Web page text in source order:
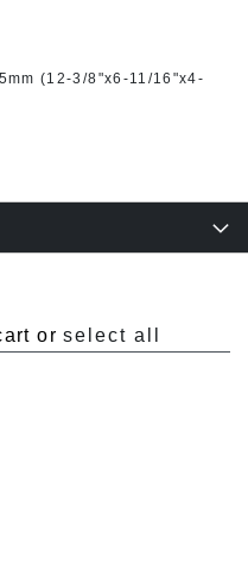
(12-3/8"x6-11/16"x4-
orselect all